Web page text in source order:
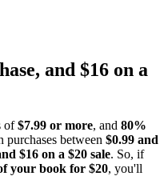
and $16 on a
of$7.99 or more, and 80%
purchases between $0.99 and
$16 on a $20 sale. So, if
your book for $20, you'll